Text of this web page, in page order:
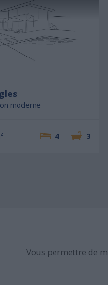
moderne
4 3
Vous permettre de